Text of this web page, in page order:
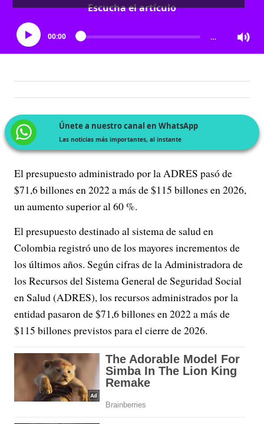
Escucha el artículo
00:00 …
Únete a nuestro canal en WhatsApp
Las noticias más importantes, al instante
El presupuesto administrado por la ADRES pasó de
$71,6 billones en 2022 a más de $115 billones en 2026,
un aumento superior al 60 %.
El presupuesto destinado al sistema de salud en
Colombia registró uno de los mayores incrementos de
los últimos años. Según cifras de la Administradora de
los Recursos del Sistema General de Seguridad Social
en Salud (ADRES), los recursos administrados por la
entidad pasaron de $71,6 billones en 2022 a más de
$115 billones previstos para el cierre de 2026.